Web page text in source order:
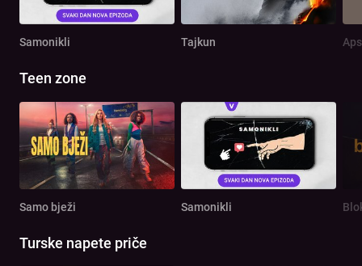
Samonikli Tajkun
Teen zone
Samo bježi Samonikli
Turske napete priče